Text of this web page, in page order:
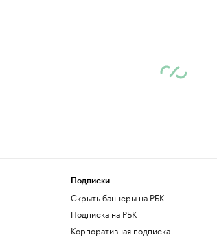
Подписки
Скрыть баннеры на РБК
Подписка на РБК
Корпоративная подписка